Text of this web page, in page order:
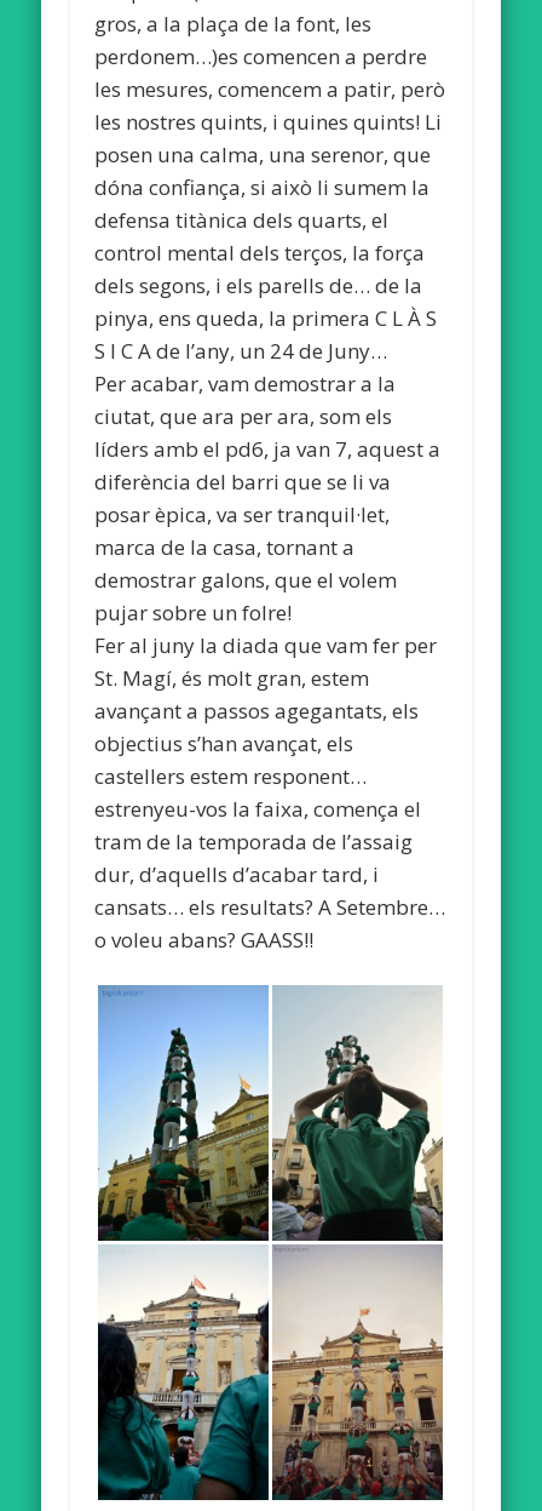
gros, a la plaça de la font, les
perdonem…)es comencen a perdre
les mesures, comencem a patir, però
les nostres quints, i quines quints! Li
posen una calma, una serenor, que
dóna confiança, si això li sumem la
defensa titànica dels quarts, el
control mental dels terços, la força
dels segons, i els parells de… de la
pinya, ens queda, la primera C L À S
S I C A de l’any, un 24 de Juny…
Per acabar, vam demostrar a la
ciutat, que ara per ara, som els
líders amb el pd6, ja van 7, aquest a
diferència del barri que se li va
posar èpica, va ser tranquil·let,
marca de la casa, tornant a
demostrar galons, que el volem
pujar sobre un folre!
Fer al juny la diada que vam fer per
St. Magí, és molt gran, estem
avançant a passos agegantats, els
objectius s’han avançat, els
castellers estem responent…
estrenyeu-vos la faixa, comença el
tram de la temporada de l’assaig
dur, d’aquells d’acabar tard, i
cansats… els resultats? A Setembre…
o voleu abans? GAASS!!